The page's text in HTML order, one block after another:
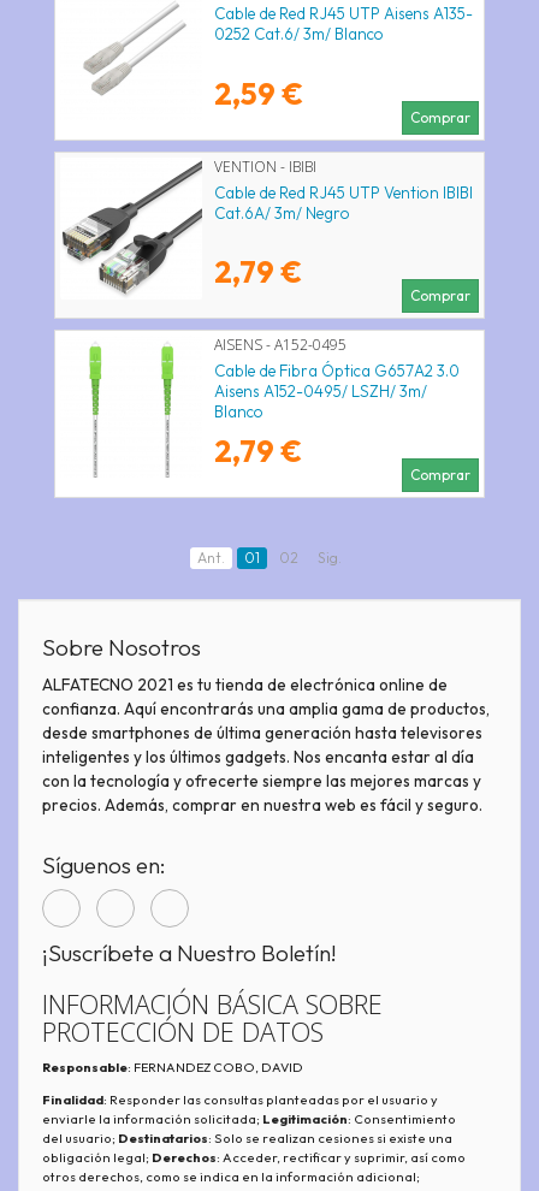
Cable de Red RJ45 UTP Aisens A135-
0252 Cat.6/ 3m/ Blanco
2,59 €
Comprar
VENTION - IBIBI
Cable de Red RJ45 UTP Vention IBIBI
Cat.6A/ 3m/ Negro
2,79 €
Comprar
AISENS - A152-0495
Cable de Fibra Óptica G657A2 3.0
Aisens A152-0495/ LSZH/ 3m/
Blanco
2,79 €
Comprar
Ant. 01 02 Sig.
Sobre Nosotros
ALFATECNO 2021 es tu tienda de electrónica online de
confianza. Aquí encontrarás una amplia gama de productos,
desde smartphones de última generación hasta televisores
inteligentes y los últimos gadgets. Nos encanta estar al día
con la tecnología y ofrecerte siempre las mejores marcas y
precios. Además, comprar en nuestra web es fácil y seguro.
Síguenos en:
¡Suscríbete a Nuestro Boletín!
INFORMACIÓN BÁSICA SOBRE
PROTECCIÓN DE DATOS
Responsable: FERNANDEZ COBO, DAVID
Finalidad: Responder las consultas planteadas por el usuario y
enviarle la información solicitada; Legitimación: Consentimiento
del usuario; Destinatarios: Solo se realizan cesiones si existe una
obligación legal; Derechos: Acceder, rectificar y suprimir, así como
otros derechos, como se indica en la información adicional;